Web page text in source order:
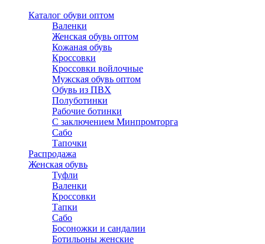
Каталог обуви оптом
Валенки
Женская обувь оптом
Кожаная обувь
Кроссовки
Кроссовки войлочные
Мужская обувь оптом
Обувь из ПВХ
Полуботинки
Рабочие ботинки
С заключением Минпромторга
Сабо
Тапочки
Распродажа
Женская обувь
Туфли
Валенки
Кроссовки
Тапки
Сабо
Босоножки и сандалии
Ботильоны женские